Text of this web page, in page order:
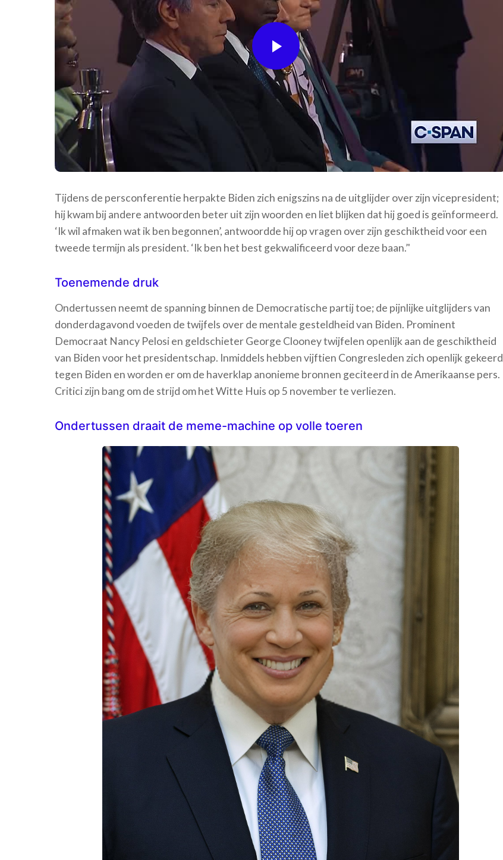
Play
Video
Tijdens de persconferentie herpakte Biden zich enigszins na de uitglijder over zijn vicepresident;
hij kwam bij andere antwoorden beter uit zijn woorden en liet blijken dat hij goed is geïnformeerd.
‘Ik wil afmaken wat ik ben begonnen’, antwoordde hij op vragen over zijn geschiktheid voor een
tweede termijn als president. ‘Ik ben het best gekwalificeerd voor deze baan.’'
Toenemende druk
Ondertussen neemt de spanning binnen de Democratische partij toe; de pijnlijke uitglijders van
donderdagavond voeden de twijfels over de mentale gesteldheid van Biden. Prominent
Democraat Nancy Pelosi en geldschieter George Clooney twijfelen openlijk aan de geschiktheid
van Biden voor het presidentschap. Inmiddels hebben vijftien Congresleden zich openlijk gekeerd
tegen Biden en worden er om de haverklap anonieme bronnen geciteerd in de Amerikaanse pers.
Critici zijn bang om de strijd om het Witte Huis op 5 november te verliezen.
Ondertussen draait de meme-machine op volle toeren